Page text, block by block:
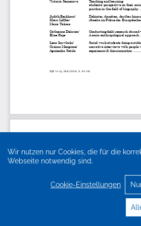
Wir nutzen nur Cookies, die für die
Webseite notwendig sind.
Cookie-Einstellungen